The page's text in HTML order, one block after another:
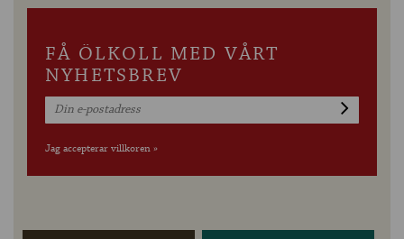
FÅ ÖLKOLL MED VÅRT
NYHETSBREV
Jag accepterar villkoren »